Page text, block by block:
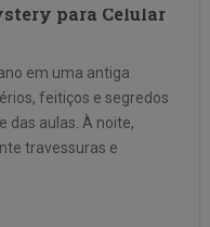
para Celular
em uma antiga
feitiços e segredos
das aulas. À noite,
travessuras e
entrar. UMA